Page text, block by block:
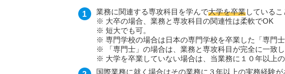
業務に関連する専攻科目を学んで大学を卒業しているこ
※ 大卒の場合、業務と専攻科目の関連性は柔軟でOK
※ 短大でも可。
※ 専門学校の場合は日本の専門学校を卒業した「専門士
※ 「専門士」の場合は、業務と専攻科目が完全に一致し
※ 大学を卒業していない場合は、当業務に１０年以上の
国際業務に就く場合はその業務に３年以上の実務経験が